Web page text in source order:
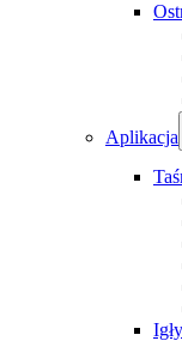
Aplikacja